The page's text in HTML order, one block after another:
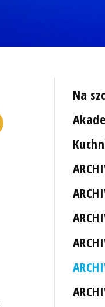
Na